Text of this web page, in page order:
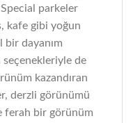
parkeler
kafe gibi yoğun
dayanım
de
kazandıran
derzli görünümü
ferah bir görünüm